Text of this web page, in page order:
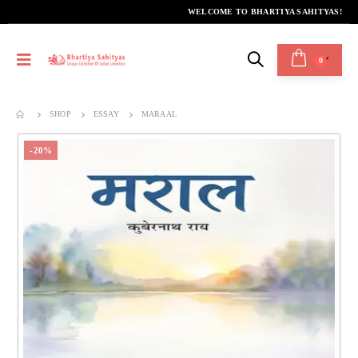
WELCOME TO BHARTIYA SAHITYAS!
0
SHOP ESSAY MARAAL
-20%